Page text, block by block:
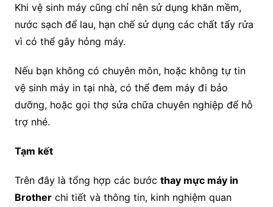
Khi vệ sinh máy cũng chỉ nên sử dụng khăn mềm,
nước sạch để lau, hạn chế sử dụng các chất tẩy rửa
vì có thể gây hỏng máy.
Nếu bạn không có chuyên môn, hoặc không tự tin
vệ sinh máy in tại nhà, có thể đem máy đi bảo
dưỡng, hoặc gọi thợ sửa chữa chuyên nghiệp để hỗ
trợ nhé.
Tạm kết
Trên đây là tổng hợp các bước thay mực máy in
Brotherchi tiết và thông tin, kinh nghiệm quan